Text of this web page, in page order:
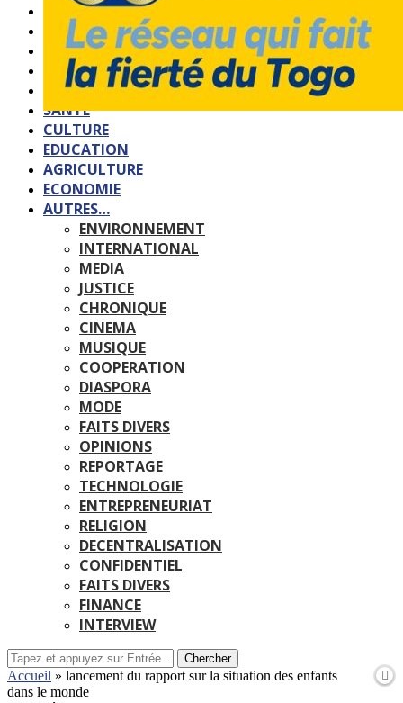
ACCUEIL
QUI SOMMES-NOUS?
POLITIQUE
SOCIETE
SPORTS
SANTE
CULTURE
EDUCATION
AGRICULTURE
ECONOMIE
AUTRES…
ENVIRONNEMENT
INTERNATIONAL
MEDIA
JUSTICE
CHRONIQUE
CINEMA
MUSIQUE
COOPERATION
DIASPORA
MODE
FAITS DIVERS
OPINIONS
REPORTAGE
TECHNOLOGIE
ENTREPRENEURIAT
RELIGION
DECENTRALISATION
CONFIDENTIEL
FAITS DIVERS
FINANCE
INTERVIEW
Chercher
Accueil » lancement du rapport sur la situation des enfants
dans le monde